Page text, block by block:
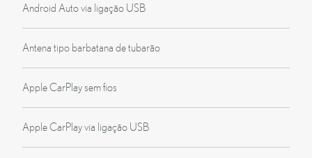
Android Auto via ligação USB
Antena tipo barbatana de tubarão
Apple CarPlay sem fios
Apple CarPlay via ligação USB